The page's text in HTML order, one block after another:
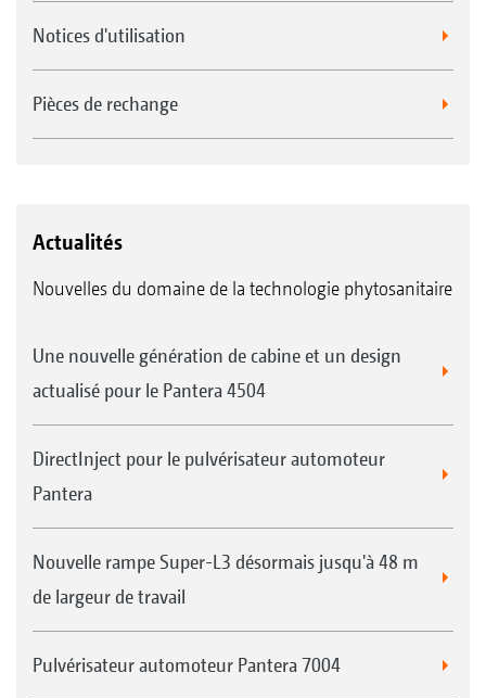
Notices d'utilisation
Pièces de rechange
Actualités
Nouvelles du domaine de la technologie phytosanitaire
Une nouvelle génération de cabine et un design
actualisé pour le Pantera 4504
DirectInject pour le pulvérisateur automoteur
Pantera
Nouvelle rampe Super-L3 désormais jusqu'à 48 m
de largeur de travail
Pulvérisateur automoteur Pantera 7004